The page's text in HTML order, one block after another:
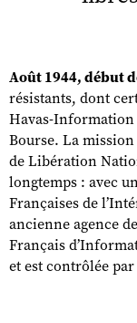
Août 1944, début
résistants, dont
Havas-Information
Bourse. La
de Libération
longtemps : avec
Françaises de
ancienne agence
Français
et est contrôlée